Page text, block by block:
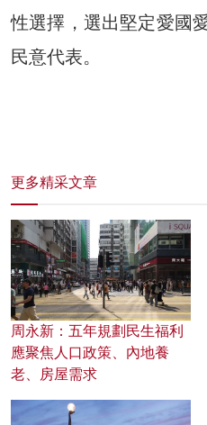
性選擇，選出堅定愛國
民意代表。
更多精采文章
周永新：五年規劃民生福利
應聚焦人口政策、內地養
老、房屋需求